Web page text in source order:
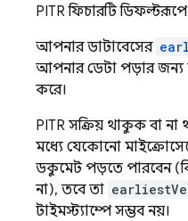
PITR ফিচারটি ডিফল্টরূপে
আপনার ডাটাবেসের
আপনার ডেটা পড়ার জন্য
করে।
PITR সক্রিয় থাকুক বা
মধ্যে যেকোনো
ডকুমেন্ট পড়তে পারবেন
না), তবে তা
টাইমস্ট্যাম্পে সম্ভব নয়।